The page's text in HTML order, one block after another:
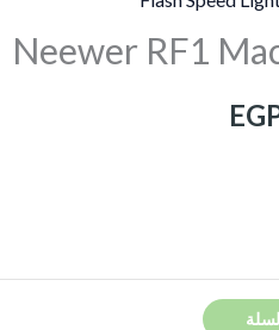
Neewer RF1هو: